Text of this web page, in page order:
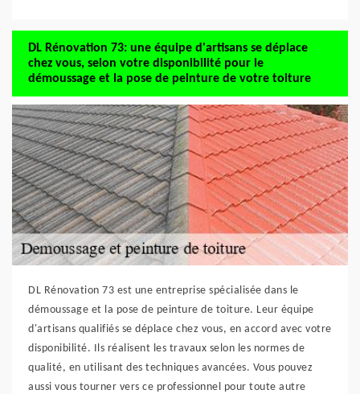
DL Rénovation 73: une équipe d'artisans se déplace
chez vous, selon votre disponibilité pour le
démoussage et la pose de peinture de votre toiture
DL Rénovation 73 est une entreprise spécialisée dans le
démoussage et la pose de peinture de toiture. Leur équipe
d'artisans qualifiés se déplace chez vous, en accord avec votre
disponibilité. Ils réalisent les travaux selon les normes de
qualité, en utilisant des techniques avancées. Vous pouvez
aussi vous tourner vers ce professionnel pour toute autre